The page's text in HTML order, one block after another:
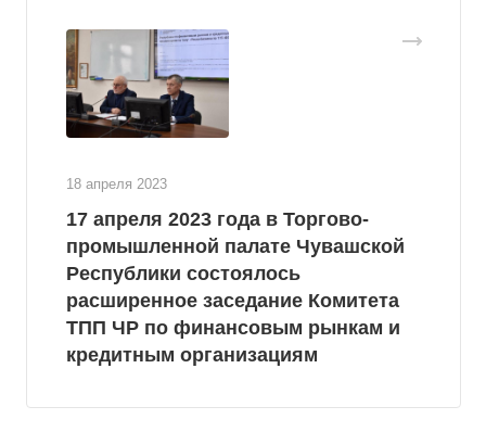
18 апреля 2023
17 апреля 2023 года в Торгово-
промышленной палате Чувашской
Республики состоялось
расширенное заседание Комитета
ТПП ЧР по финансовым рынкам и
кредитным организациям